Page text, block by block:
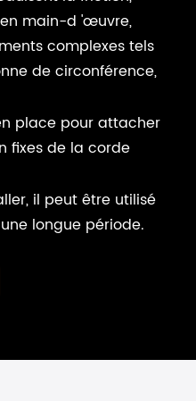
main-d 'œuvre,
complexes tels
de circonférence,
place pour attacher
fixes de la corde
il peut être utilisé
longue période.